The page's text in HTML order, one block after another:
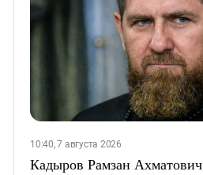
10:40, 7 августа 2026
Кадыров Рамзан Ахматович